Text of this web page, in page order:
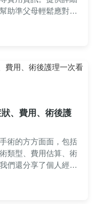
助準父母輕鬆應對懷
、費用、術後護
術的方方面面，包括
類型、費用估算、術
們還分享了個人經驗